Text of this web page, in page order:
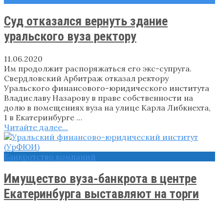
Суд отказался вернуть здание
уральского вуза ректору
11.06.2020
Им продолжит распоряжаться его экс-супруга.
Свердловский Арбитраж отказал ректору
Уральского финансового-юридического института
Владиславу Назарову в праве собственности на
долю в помещениях вуза на улице Карла Либкнехта,
1 в Екатеринбурге …
Читайте далее...
Банкротство компаний
Имущество вуза-банкрота в центре
Екатеринбурга выставляют на торги